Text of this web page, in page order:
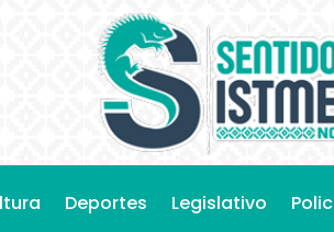
Deportes Legislativo